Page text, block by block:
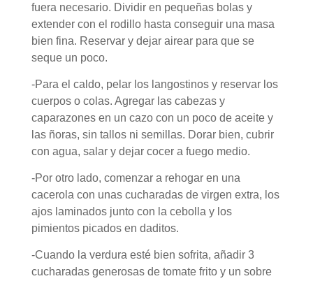
fuera necesario. Dividir en pequeñas bolas y
extender con el rodillo hasta conseguir una masa
bien fina. Reservar y dejar airear para que se
seque un poco.
-Para el caldo, pelar los langostinos y reservar los
cuerpos o colas. Agregar las cabezas y
caparazones en un cazo con un poco de aceite y
las ñoras, sin tallos ni semillas. Dorar bien, cubrir
con agua, salar y dejar cocer a fuego medio.
-Por otro lado, comenzar a rehogar en una
cacerola con unas cucharadas de virgen extra, los
ajos laminados junto con la cebolla y los
pimientos picados en daditos.
-Cuando la verdura esté bien sofrita, añadir 3
cucharadas generosas de tomate frito y un sobre